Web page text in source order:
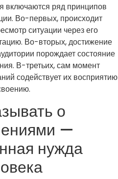
включаются ряд принципов
Во-первых, происходит
ситуации через его
Во-вторых, достижение
порождает состояние
В-третьих, сам момент
содействует их восприятию
о
—
нужда